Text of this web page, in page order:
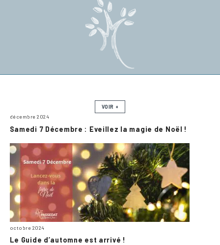
décembre 2024
Samedi 7 Décembre : Eveillez la magie de Noël !
octobre 2024
Le Guide d’automne est arrivé !
VOIR +